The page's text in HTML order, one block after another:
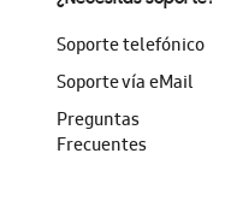
Soporte telefónico
Soporte vía eMail
Preguntas
Frecuentes